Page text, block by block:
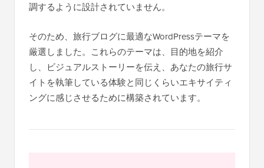
調するように設計されていません。
そのため、旅行ブログに最適なWordPressテーマを
厳選しました。これらのテーマは、目的地を紹介
し、ビジュアルストーリーを伝え、あなたの旅行サ
イトを執筆している体験と同じくらいエキサイティ
ングに感じさせるために構築されています。